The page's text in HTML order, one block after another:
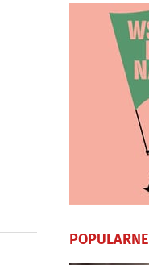
POPULARNE